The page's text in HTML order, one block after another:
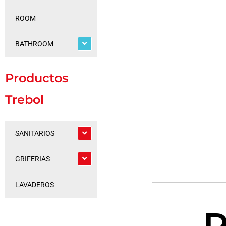
ROOM
BATHROOM
Productos
Trebol
SANITARIOS
GRIFERIAS
LAVADEROS